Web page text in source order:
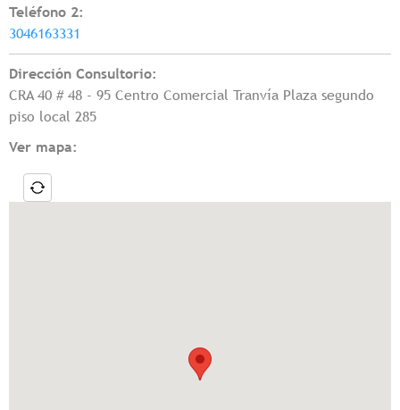
Teléfono 2:
3046163331
Dirección Consultorio:
CRA 40 # 48 - 95 Centro Comercial Tranvía Plaza segundo
piso local 285
Ver mapa: